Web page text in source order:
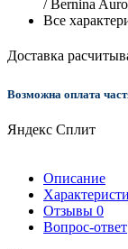
/ Bernina
Все
Доставка
Возможна оплата
Яндекс Сплит
Описание
Отзывы 0
Вопрос-ответ